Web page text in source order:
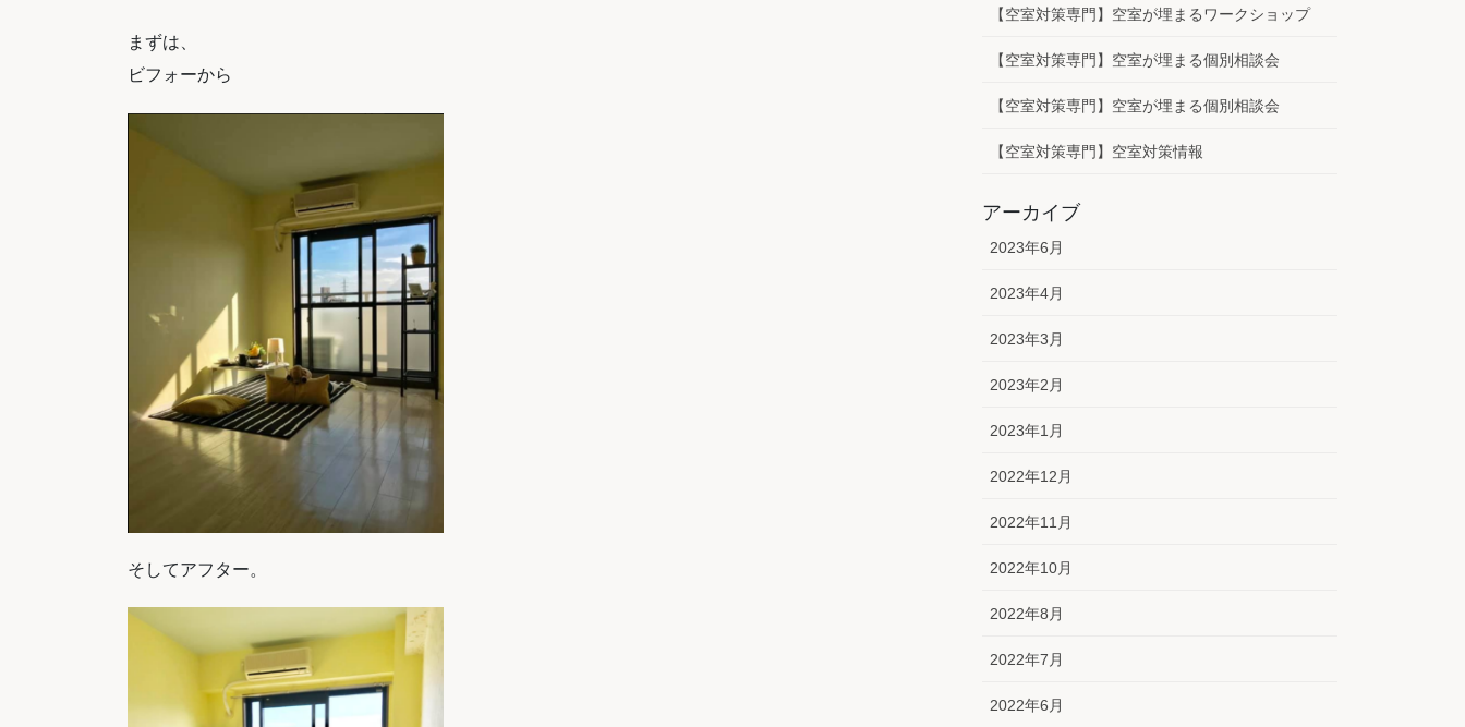
まずは、
ビフォーから
そしてアフター。
【空室対策専門】空室が埋まるワークショップ
【空室対策専門】空室が埋まる個別相談会
【空室対策専門】空室が埋まる個別相談会
【空室対策専門】空室対策情報
アーカイブ
2023年6月
2023年4月
2023年3月
2023年2月
2023年1月
2022年12月
2022年11月
2022年10月
2022年8月
2022年7月
2022年6月